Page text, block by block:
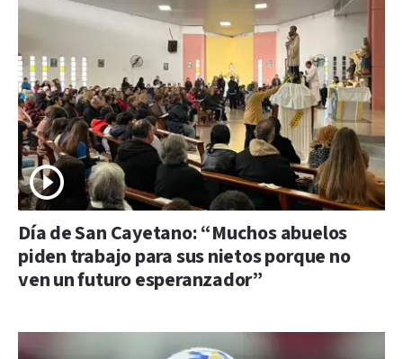
Día de San Cayetano: “Muchos abuelos
piden trabajo para sus nietos porque no
ven un futuro esperanzador”